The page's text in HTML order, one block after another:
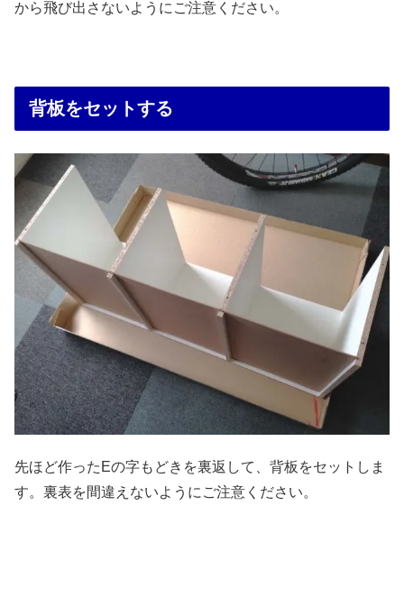
から飛び出さないようにご注意ください。
背板をセットする
先ほど作ったEの字もどきを裏返して、背板をセットしま
す。裏表を間違えないようにご注意ください。